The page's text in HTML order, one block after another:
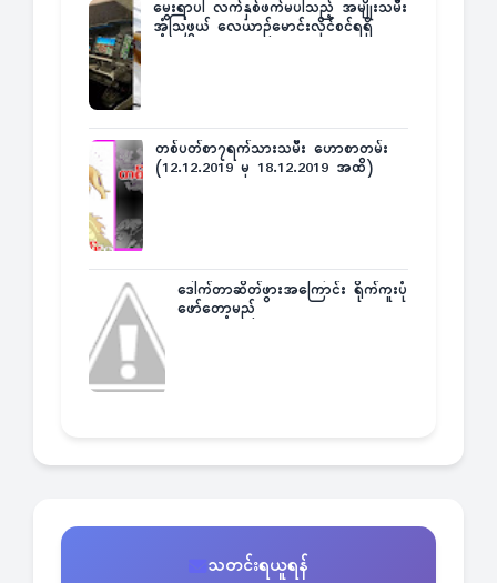
မွေးရာပါ လက်နှစ်ဖက်မပါသည့် အမျိုးသမီး
အံ့သြဖွယ် လေယာဉ်မောင်းလိုင်စင်ရရှိ
တစ်ပတ်စာ၇ရက်သားသမီး ဟောစာတမ်း
(12.12.2019 မှ 18.12.2019 အထိ)
ဒေါက်တာဆိတ်ဖွားအကြောင်း ရိုက်ကူးပုံ
ဖော်တော့မည်
သတင်းရယူရန်